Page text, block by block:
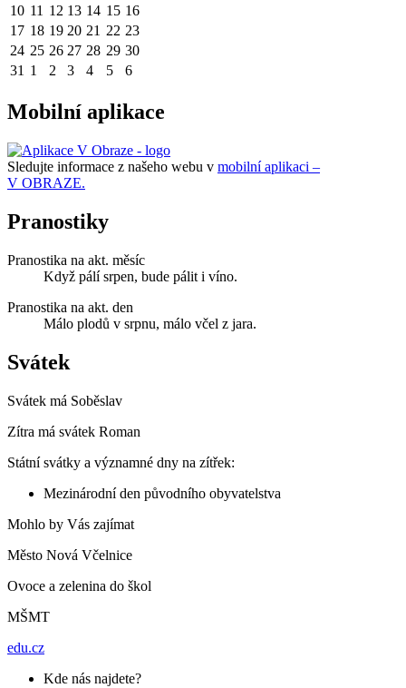
10 11 12 13 14 15 16
17 18 19 20 21 22 23
24 25 26 27 28 29 30
31 1 2 3 4 5 6
Mobilní aplikace
Sledujte informace z našeho webu v mobilní aplikaci –
V OBRAZE.
Pranostiky
Pranostika na akt. měsíc
Když pálí srpen, bude pálit i víno.
Pranostika na akt. den
Málo plodů v srpnu, málo včel z jara.
Svátek
Svátek má Soběslav
Zítra má svátek Roman
Státní svátky a významné dny na zítřek:
Mezinárodní den původního obyvatelstva
Mohlo by Vás zajímat
Město Nová Včelnice
Ovoce a zelenina do škol
MŠMT
edu.cz
Kde nás najdete?